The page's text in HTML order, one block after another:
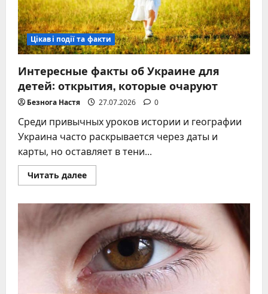
Цікаві події та факти
Интересные факты об Украине для
детей: открытия, которые очаруют
Безнога Настя 27.07.2026 0
Среди привычных уроков истории и географии
Украина часто раскрывается через даты и
карты, но оставляет в тени...
Читать далееПрочитать
больше
факты
об
Украине
для
детей:
открытия,
которые
очаруют